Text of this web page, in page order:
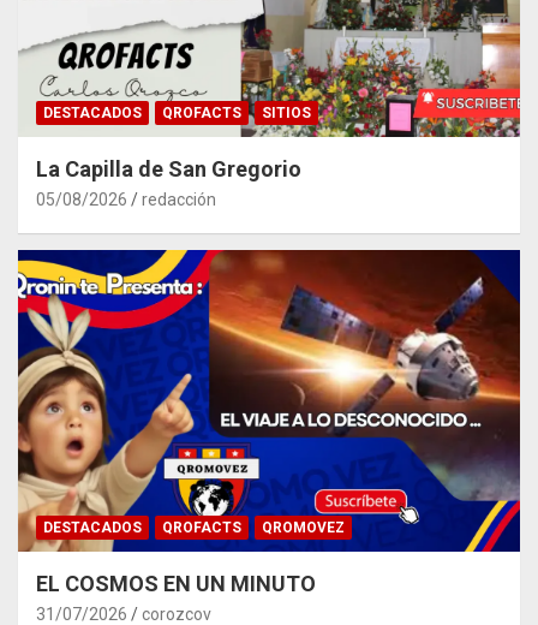
DESTACADOS QROFACTS SITIOS
La Capilla de San Gregorio
05/08/2026 redacción
DESTACADOS QROFACTS QROMOVEZ
EL COSMOS EN UN MINUTO
31/07/2026 corozcov